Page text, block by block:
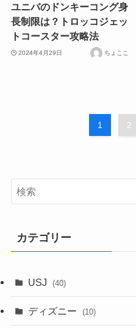
ユニバのドンキーコング身
長制限は？トロッコジェッ
トコースター攻略法
2024年4月29日 ちょここ
1 2
カテゴリー
USJ (40)
ディズニー (10)